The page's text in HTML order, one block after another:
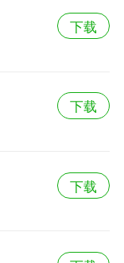
下载
下载
下载